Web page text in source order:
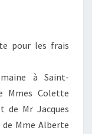
pour les frais
à Saint-
Mmes Colette
de Mr Jacques
de Mme Alberte